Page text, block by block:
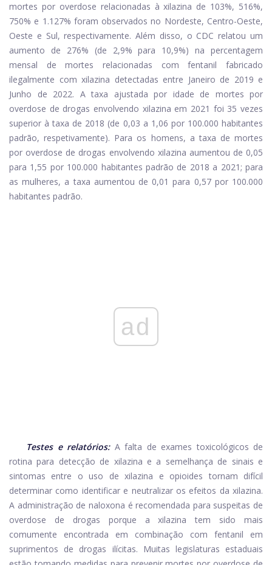
mortes por overdose relacionadas à xilazina de 103%, 516%,
750% e 1.127% foram observados no Nordeste, Centro-Oeste,
Oeste e Sul, respectivamente. Além disso, o CDC relatou um
aumento de 276% (de 2,9% para 10,9%) na percentagem
mensal de mortes relacionadas com fentanil fabricado
ilegalmente com xilazina detectadas entre Janeiro de 2019 e
Junho de 2022. A taxa ajustada por idade de mortes por
overdose de drogas envolvendo xilazina em 2021 foi 35 vezes
superior à taxa de 2018 (de 0,03 a 1,06 por 100.000 habitantes
padrão, respetivamente). Para os homens, a taxa de mortes
por overdose de drogas envolvendo xilazina aumentou de 0,05
para 1,55 por 100.000 habitantes padrão de 2018 a 2021; para
as mulheres, a taxa aumentou de 0,01 para 0,57 por 100.000
habitantes padrão.
ad
Testes e relatórios: A falta de exames toxicológicos de
rotina para detecção de xilazina e a semelhança de sinais e
sintomas entre o uso de xilazina e opioides tornam difícil
determinar como identificar e neutralizar os efeitos da xilazina.
A administração de naloxona é recomendada para suspeitas de
overdose de drogas porque a xilazina tem sido mais
comumente encontrada em combinação com fentanil em
suprimentos de drogas ilícitas. Muitas legislaturas estaduais